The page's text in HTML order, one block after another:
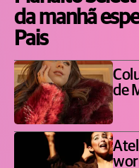
da manhã
Pais
de